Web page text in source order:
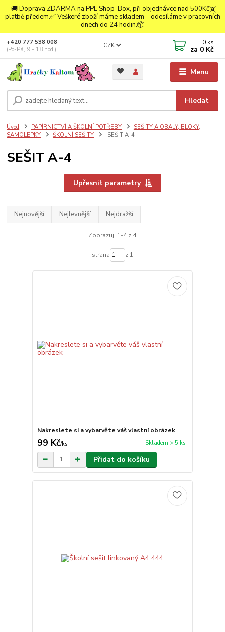
🚚 Doprava ZDARMA na PPL Shop-Box, při objednávce nad 500Kč a
platbě předem.✅ Veškeré zboží máme skladem – odesíláme v pracovních
dnech do 24 hodin.📦
Menu
CZK
Hledat
+420 777 538 008
(Po-Pá, 9 - 18 hod.)
0 ks
za 0 Kč
Úvod PAPÍRNICTVÍ A ŠKOLNÍ POTŘEBY
SEŠITY A OBALY, BLOKY,
SAMOLEPKY
ŠKOLNÍ SEŠITY SEŠIT A-4
SEŠIT A-4
Upřesnit parametry
Nejnovější Nejlevnější Nejdražší
Zobrazuji 1-4 z 4
strana z 1
Nakreslete si a vybarvěte váš vlastní obrázek
99 Kč/ks Skladem > 5 ks
Přidat do košíku